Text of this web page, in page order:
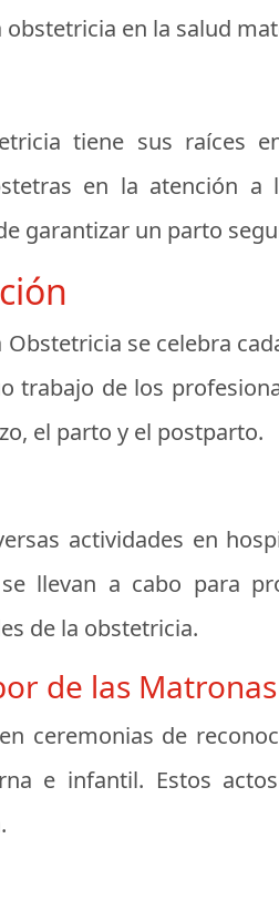
en la salud
tiene sus raíces
en la atención
garantizar un parto
se celebra
trabajo de los
el parto y el postparto.
actividades en
llevan a cabo para
de la obstetricia.
de las Matronas
ceremonias de
e infantil. Estos